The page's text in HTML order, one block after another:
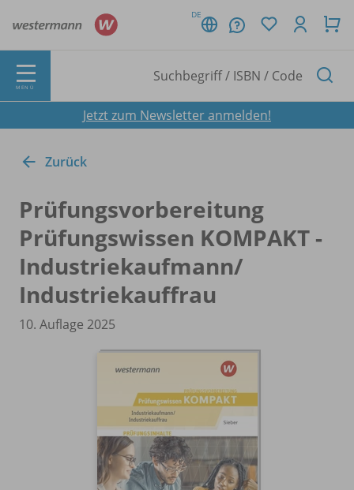
DE
MENÜ
Jetzt zum Newsletter anmelden!
Zurück
Prüfungsvorbereitung
Prüfungswissen KOMPAKT -
Industriekaufmann/
Industriekauffrau
10. Auflage 2025